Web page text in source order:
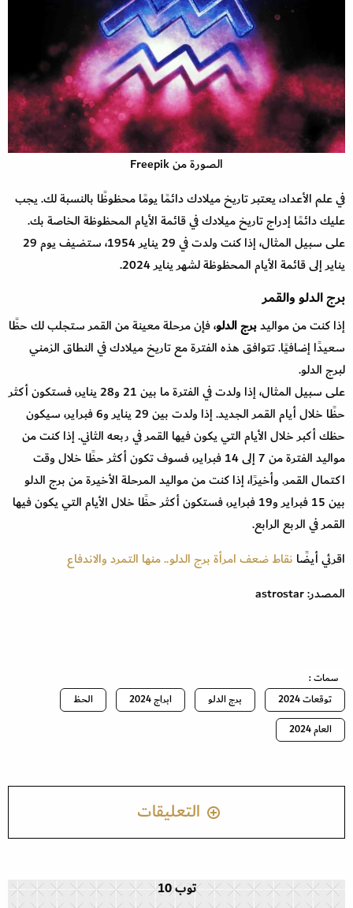
الصورة من Freepik
في علم الأعداد، يعتبر تاريخ ميلادك دائمًا يومًا محظوظًا بالنسبة لك. يجب
عليك دائمًا إدراج تاريخ ميلادك في قائمة الأيام المحظوظة الخاصة بك.
على سبيل المثال، إذا كنت ولدت في 29 يناير 1954، ستضيف يوم 29
يناير إلى قائمة الأيام المحظوظة لشهر يناير 2024.
برج الدلو والقمر
إذا كنت من مواليدبرج الدلو، فإن مرحلة معينة من القمر ستجلب لك حظًا
سعيدًا إضافيًا. تتوافق هذه الفترة مع تاريخ ميلادك في النطاق الزمني
لبرج الدلو.
على سبيل المثال، إذا ولدت في الفترة ما بين 21 و28 يناير، فستكون أكثر
حظًا خلال أيام القمر الجديد. إذا ولدت بين 29 يناير و6 فبراير، سيكون
حظك أكبر خلال الأيام التي يكون فيها القمر في ربعه الثاني. إذا كنت من
مواليد الفترة من 7 إلى 14 فبراير، فسوف تكون أكثر حظًا خلال وقت
اكتمال القمر. وأخيرًا، إذا كنت من مواليد المرحلة الأخيرة من برج الدلو
بين 15 فبراير و19 فبراير، فستكون أكثر حظًا خلال الأيام التي يكون فيها
القمر في الربع الرابع.
اقرئي أيضًا نقاط ضعف امرأة برج الدلو.. منها التمرد والاندفاع
المصدر: astrostar
سمات :
توقعات 2024
برج الدلو ابراج 2024
الحظ
العام 2024
التعليقات
توب 10